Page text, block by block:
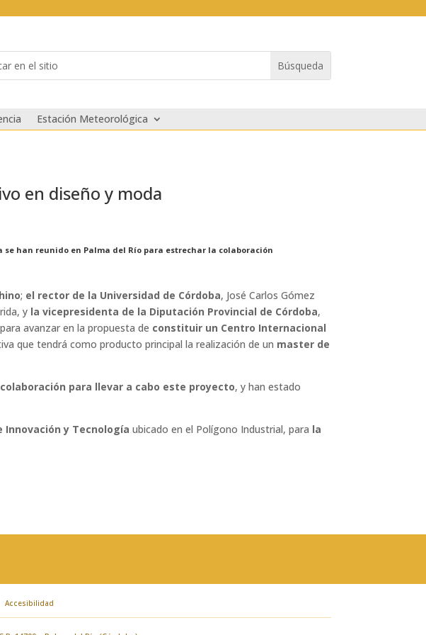
Estación Meteorológica
en diseño y moda
han reunido en Palma del Río para estrechar la colaboración
; el rector de la Universidad de Córdoba, José Carlos Gómez
y la vicepresidenta de la Diputación Provincial de Córdoba,
avanzar en la propuesta de constituir un Centro Internacional
que tendrá como producto principal la realización de un master de
para llevar a cabo este proyecto, y han estado
Innovación y Tecnología ubicado en el Polígono Industrial, para la
Accesibilidad